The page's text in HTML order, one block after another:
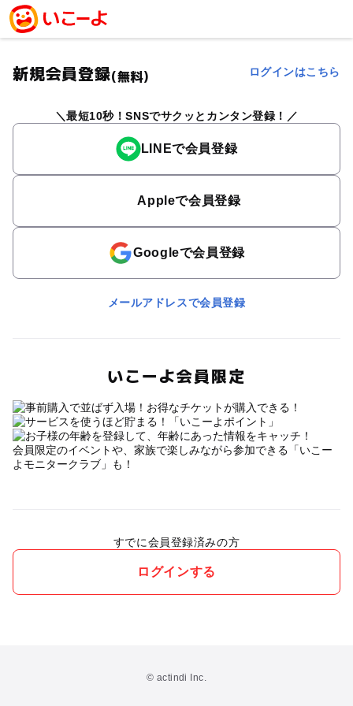
新規会員登録(無料) ログインはこちら
最短10秒！SNSでサクッとカンタン登録！
LINEで会員登録
Appleで会員登録
Googleで会員登録
メールアドレスで会員登録
いこーよ会員限定
会員限定のイベントや、家族で楽しみながら参加できる「いこー
よモニタークラブ」も！
すでに会員登録済みの方
ログインする
© actindi Inc.